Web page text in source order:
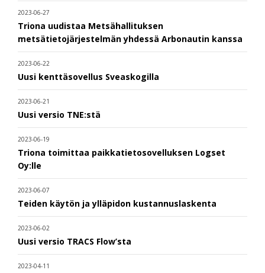
2023-06-27
Triona uudistaa Metsähallituksen
metsätietojärjestelmän yhdessä Arbonautin kanssa
2023-06-22
Uusi kenttäsovellus Sveaskogilla
2023-06-21
Uusi versio TNE:stä
2023-06-19
Triona toimittaa paikkatietosovelluksen Logset
Oy:lle
2023-06-07
Teiden käytön ja ylläpidon kustannuslaskenta
2023-06-02
Uusi versio TRACS Flow’sta
2023-04-11